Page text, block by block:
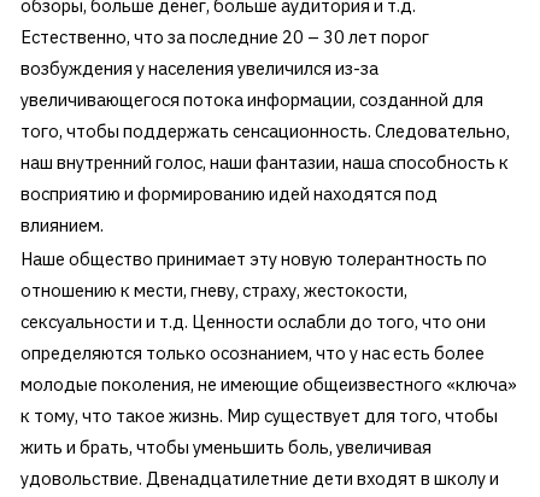
обзоры, больше денег, больше аудитория и т.д.
Естественно, что за последние 20 – 30 лет порог
возбуждения у населения увеличился из-за
увеличивающегося потока информации, созданной для
того, чтобы поддержать сенсационность. Следовательно,
наш внутренний голос, наши фантазии, наша способность к
восприятию и формированию идей находятся под
влиянием.
Наше общество принимает эту новую толерантность по
отношению к мести, гневу, страху, жестокости,
сексуальности и т.д. Ценности ослабли до того, что они
определяются только осознанием, что у нас есть более
молодые поколения, не имеющие общеизвестного «ключа»
к тому, что такое жизнь. Мир существует для того, чтобы
жить и брать, чтобы уменьшить боль, увеличивая
удовольствие. Двенадцатилетние дети входят в школу и